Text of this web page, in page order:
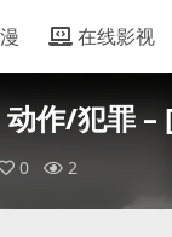
在线影视
动作/犯罪
0 2